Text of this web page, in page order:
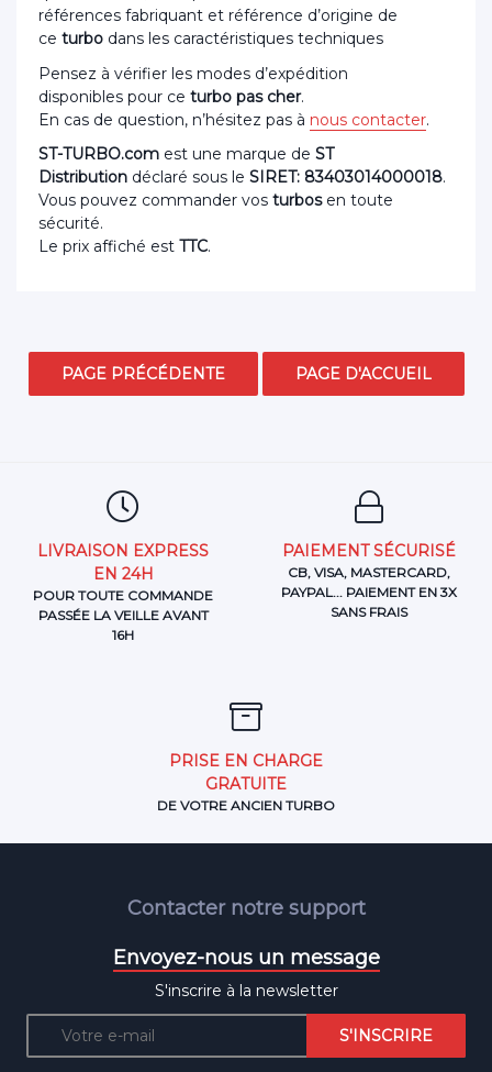
références fabriquant et référence d’origine de
ce turbo dans les caractéristiques techniques
Pensez à vérifier les modes d’expédition
disponibles pour ce turbo pas cher.
En cas de question, n’hésitez pas à nous contacter.
ST-TURBO.com est une marque de ST
Distribution déclaré sous le SIRET: 83403014000018.
Vous pouvez commander vos turbosen toute
sécurité.
Le prix affiché est TTC.
LIVRAISON EXPRESS
EN 24H
POUR TOUTE COMMANDE
PASSÉE LA VEILLE AVANT
16H
PAIEMENT SÉCURISÉ
CB, VISA, MASTERCARD,
PAYPAL... PAIEMENT EN 3X
SANS FRAIS
PRISE EN CHARGE
GRATUITE
DE VOTRE ANCIEN TURBO
Contacter notre support
Envoyez-nous un message
S'inscrire à la newsletter